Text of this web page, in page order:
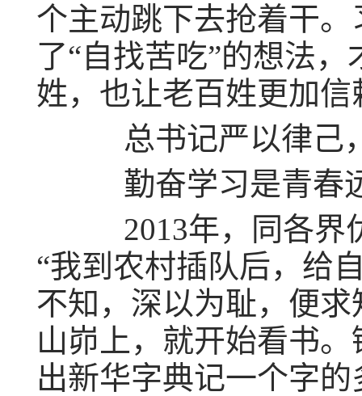
个主动跳下去抢着干
了“自找苦吃”的想法
姓，也让老百姓更加信
总书记严以律己
勤奋学习是青春远
2013年，同各界
“我到农村插队后，给
不知，深以为耻，便
山峁上，就开始看书
出新华字典记一个字